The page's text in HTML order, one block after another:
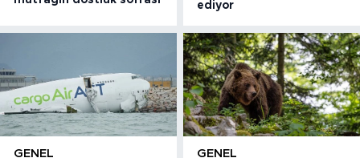
ediyor
GENEL GENEL